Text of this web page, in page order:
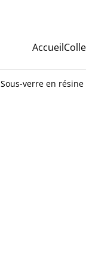
Accueil
Sous-verre en